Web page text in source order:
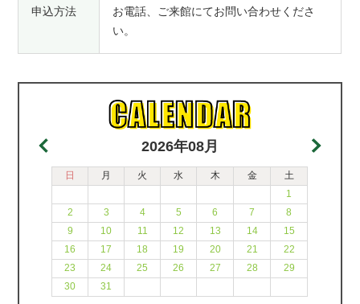
申込方法
お電話、ご来館にてお問い合わせくださ
い。
2026年08月
日 月 火 水 木 金
土
1
2
3 4 5 6 7
8
9
10 11 12 13 14
15
16
17 18 19 20 21
22
23
24 25 26 27 28
29
30
31